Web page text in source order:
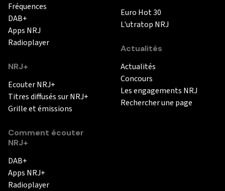
Fréquences
DAB+
Apps NRJ
Radioplayer
NRJ+
Ecouter NRJ+
Titres diffusés sur NRJ+
Grille et émissions
Comment écouter
NRJ+
DAB+
Apps NRJ+
Radioplayer
Euro Hot 30
L'utratop NRJ
Actualités
Actualités
Concours
Les engagements NRJ
Rechercher une page